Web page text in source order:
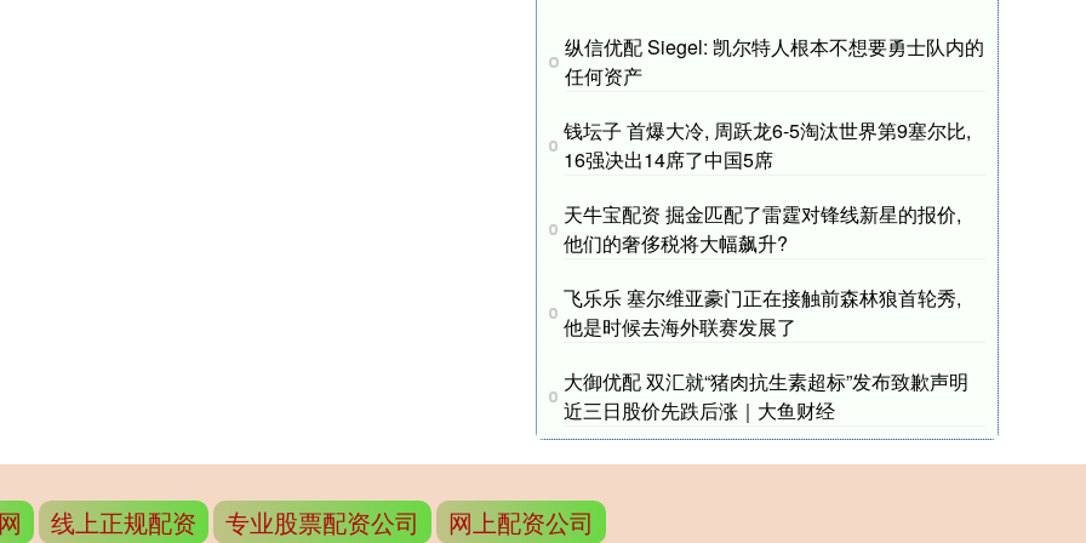
纵信优配 Siegel: 凯尔特人根本不想要勇士队内的
任何资产
钱坛子 首爆大冷, 周跃龙6-5淘汰世界第9塞尔比,
16强决出14席了中国5席
天牛宝配资 掘金匹配了雷霆对锋线新星的报价,
他们的奢侈税将大幅飙升?
飞乐乐 塞尔维亚豪门正在接触前森林狼首轮秀,
他是时候去海外联赛发展了
大御优配 双汇就“猪肉抗生素超标”发布致歉声明
近三日股价先跌后涨｜大鱼财经
线上正规配资 专业股票配资公司 网上配资公司